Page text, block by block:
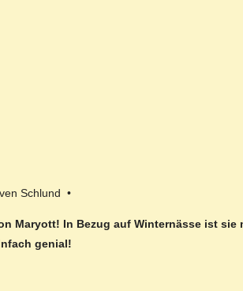
Schlund •
Maryott! In Bezug auf Winternässe ist
genial!